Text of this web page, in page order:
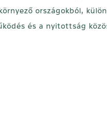
országokból,
és a nyitottság